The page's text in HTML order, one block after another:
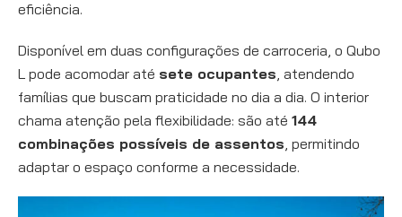
eficiência.
Disponível em duas configurações de carroceria, o Qubo
L pode acomodar até sete ocupantes, atendendo
famílias que buscam praticidade no dia a dia. O interior
chama atenção pela flexibilidade: são até 144
combinações possíveis de assentos, permitindo
adaptar o espaço conforme a necessidade.